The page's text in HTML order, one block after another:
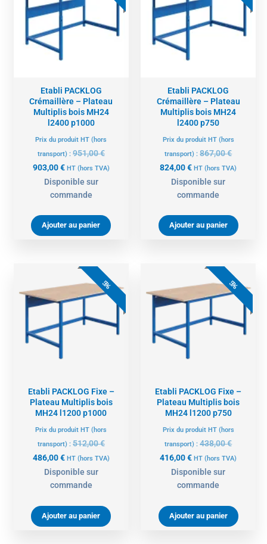
Etabli PACKLOG
Crémaillère – Plateau
Multiplis bois MH24
l2400 p1000
Prix du produit HT (hors
transport) : 951,00€
était :
903,00€
est :
903,00 €.
HT (hors TVA)
Disponible sur
commande
Ajouter au panier
Etabli PACKLOG
Crémaillère – Plateau
Multiplis bois MH24
l2400 p750
Prix du produit HT (hors
transport) :867,00€
était :
824,00€
est :
824,00 €.
HT (hors TVA)
Disponible sur
commande
Ajouter au panier
5%
Etabli PACKLOG Fixe –
Plateau Multiplis bois
MH24 l1200 p1000
Prix du produit HT (hors
transport) : 512,00€
prix
initial
était :
512,00 €.
486,00€
prix
actuel
486,00 €.
HT (hors TVA)
Disponible sur
commande
Ajouter au panier
5%
Etabli PACKLOG Fixe –
Plateau Multiplis bois
MH24 l1200 p750
Prix du produit HT (hors
transport) :438,00€
prix
initial
était :
438,00 €.
416,00€
prix
actuel
416,00 €.
HT (hors TVA)
Disponible sur
commande
Ajouter au panier